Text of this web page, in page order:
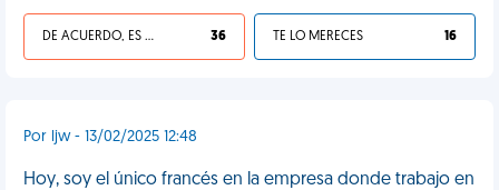
DE ACUERDO, ES UNA VIDA HP 36 TE LO MERECES 16
Por ljw - 13/02/2025 12:48
Hoy, soy el único francés en la empresa donde trabajo en